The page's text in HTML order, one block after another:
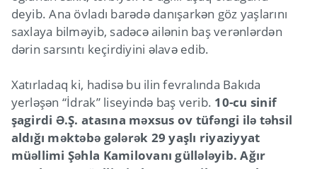
deyib. Ana övladı barədə danışarkən göz yaşlarını
saxlaya bilməyib, sadəcə ailənin baş verənlərdən
dərin sarsıntı keçirdiyini əlavə edib.
Xatırladaq ki, hadisə bu ilin fevralında Bakıda
yerləşən “İdrak” liseyində baş verib. 10-cu sinif
şagirdi Ə.Ş. atasına məxsus ov tüfəngi ilə təhsil
aldığı məktəbə gələrək 29 yaşlı riyaziyyat
müəllimi Şəhla Kamilovanı güllələyib. Ağır